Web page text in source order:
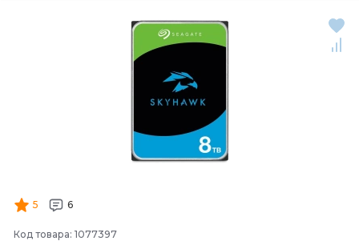
5 6
Код товара: 1077397